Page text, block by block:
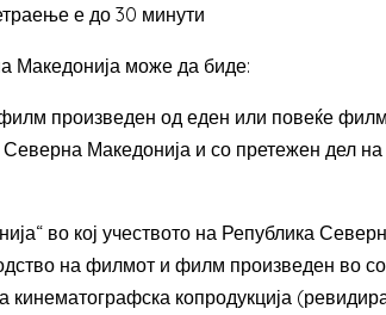
е до 30 минути
Македонија може да биде:
произведен од еден или повеќе
Македонија и со претежен дел
во кој учеството на Република
на филмот и филм произведен во
кинематографска копродукција